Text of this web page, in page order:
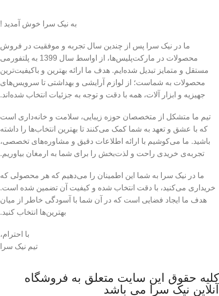
به نیک سرا خوش آمدید !
ما در نیک سرا پس از چندین سال تجربه و موفقیت در فروش
محصولات در مارکت‌پلیس‌ها، از اواسط سال 1399 به پلتفورمی
مستقل و متمایز تبدیل شده‌ایم. هدف ما ارائه بهترین و باکیفیت‌ترین
محصولات به شماست؛ از لوازم آرایشی و بهداشتی تا سرویس‌های
جهیزیه و ابزار آلات، همه با دقت و توجه به جزئیات انتخاب شده‌اند.
تیم ما متشکل از متخصصان حوزه زیبایی، سلامت و خانه‌داری است
که با عشق و تعهد به شما کمک می‌کنند تا بهترین انتخاب‌ها را داشته
باشید. ما می‌کوشیم با ارائه اطلاعات دقیق و مشاوره‌های تخصصی،
تجربه‌ی خریدی راحت و لذت‌بخش را برای شما به ارمغان بیاوریم.
ما در نیک سرا به شما این اطمینان را می‌دهیم که هر محصولی که
خریداری می‌کنید، با دقت انتخاب شده و کیفیت آن تضمین شده است.
هدف ما ایجاد فضایی است که در آن شما با آسودگی خاطر از میان
بهترین‌ها انتخاب کنید.
با احترام،
تیم نیک سرا
کلیه حقوق این سایت متعلق به فروشگاه
آنلاین نیک سرا می باشد